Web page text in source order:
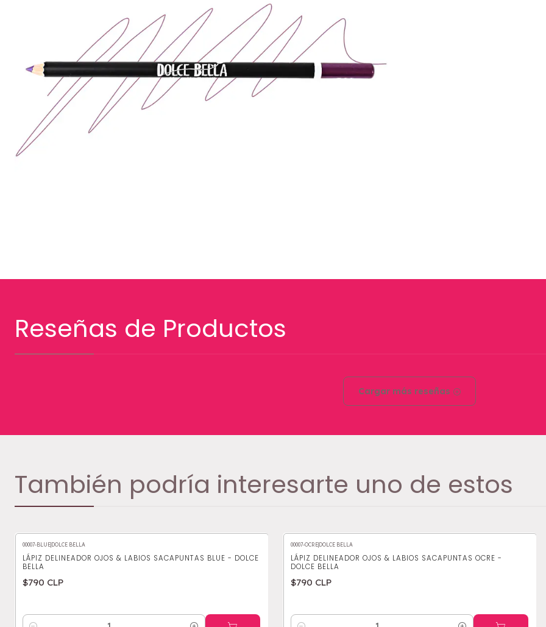
Reseñas de Productos
Cargar más reseñas
También podría interesarte uno de estos
00007-BLUE DOLCE BELLA
LÁPIZ DELINEADOR OJOS & LABIOS SACAPUNTAS BLUE - DOLCE
BELLA
$790 CLP
00007-OCRE| DOLCE BELLA
LÁPIZ DELINEADOR OJOS & LABIOS SACAPUNTAS OCRE -
DOLCE BELLA
$790 CLP